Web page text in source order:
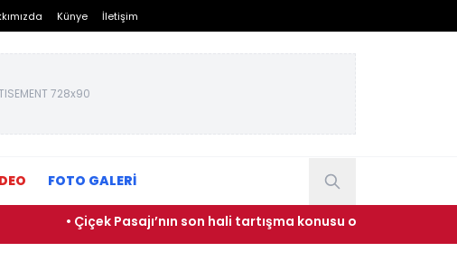
Künye İletişim
728x90
FOTO GALERİ
• Çiçek Pasajı’nın son hali tartışma konusu oldu